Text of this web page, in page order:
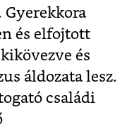
és elfojtott
és
áldozata lesz.
családi